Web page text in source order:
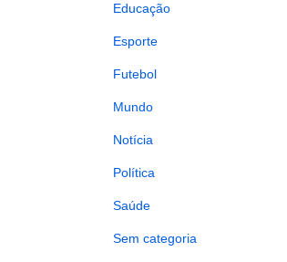
Educação
Esporte
Futebol
Mundo
Notícia
Política
Saúde
Sem categoria